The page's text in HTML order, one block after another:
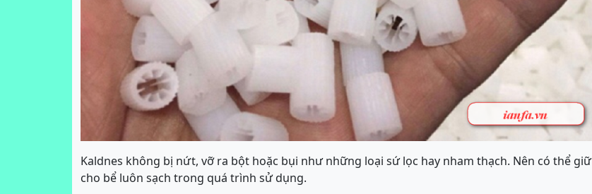
Kaldnes không bị nứt, vỡ ra bột hoặc bụi như những loại sứ lọc hay nham thạch. Nên có thể giữ
cho bể luôn sạch trong quá trình sử dụng.